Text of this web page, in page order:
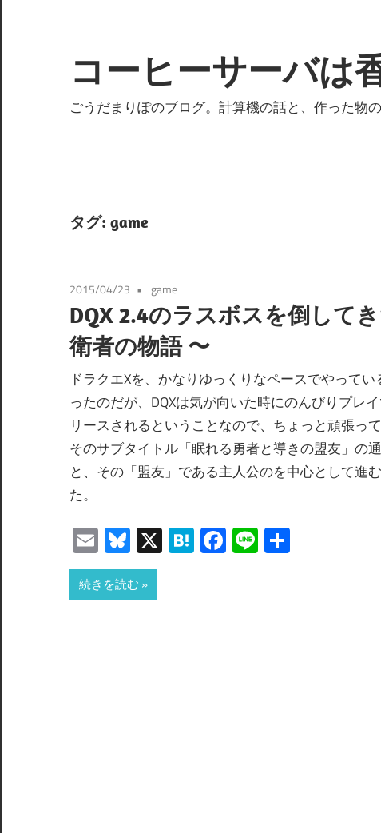
テ
ン
ツ
プ
コーヒーサーバは
ごうだまりぽのブログ。計算機の話と、作った物の
タグ: game
2015/04/23 game
DQX 2.4のラスボスを倒して
衛者の物語 〜
ドラクエXを、かなりゆっくりなペースでやって
ったのだが、DQXは気が向いた時にのんびりプレ
リースされるということなので、ちょっと頑張っ
そのサブタイトル「眠れる勇者と導きの盟友」の
と、その「盟友」である主人公のを中心として進
た。
EmailBluesky
X Hatena
Facebook
Line
続きを読む